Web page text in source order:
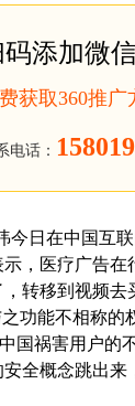
添加微
获取360推广
电话：
今日在中国互
，医疗广告
转移到视频
功能不相称
国祸害用户的
安全概念跳出